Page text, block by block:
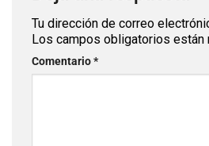
Tu dirección de correo
Los campos obligatorios están
Comentario*